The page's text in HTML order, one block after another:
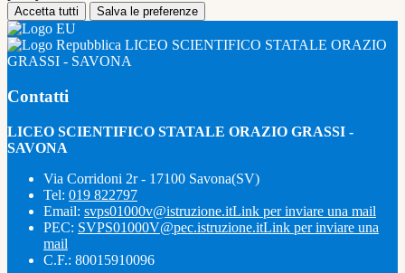
Accetta tutti Salva le preferenze
LICEO SCIENTIFICO STATALE ORAZIO
GRASSI - SAVONA
Contatti
LICEO SCIENTIFICO STATALE ORAZIO GRASSI -
SAVONA
Via Corridoni 2r - 17100 Savona(SV)
Tel: 019 822797
Email: svps01000v@istruzione.itLink per inviare una mail
PEC: SVPS01000V@pec.istruzione.itLink per inviare una
mail
C.F.: 80015910096